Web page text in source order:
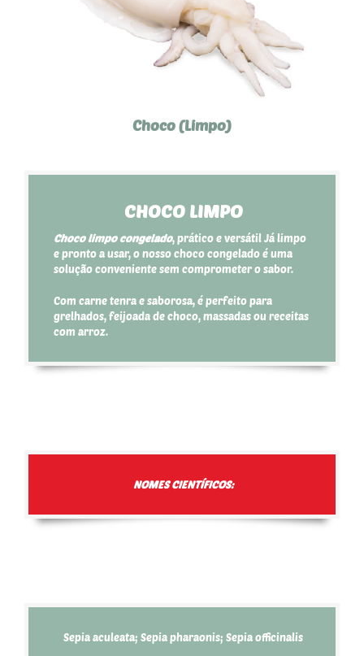
Choco (Limpo)
CHOCO LIMPO
Choco limpo congelado, prático e versátilJá limpo
e pronto a usar, o nosso choco congelado é uma
solução conveniente sem comprometer o sabor.
Com carne tenra e saborosa, é perfeito para
grelhados, feijoada de choco, massadas ou receitas
com arroz.
NOMES CIENTÍFICOS:
Sepia aculeata; Sepia pharaonis; Sepia officinalis